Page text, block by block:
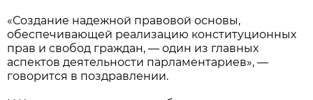
«Создание надежной правовой основы,
обеспечивающей реализацию конституционных
прав и свобод граждан, — один из главных
аспектов деятельности парламентариев», —
говорится в поздравлении.